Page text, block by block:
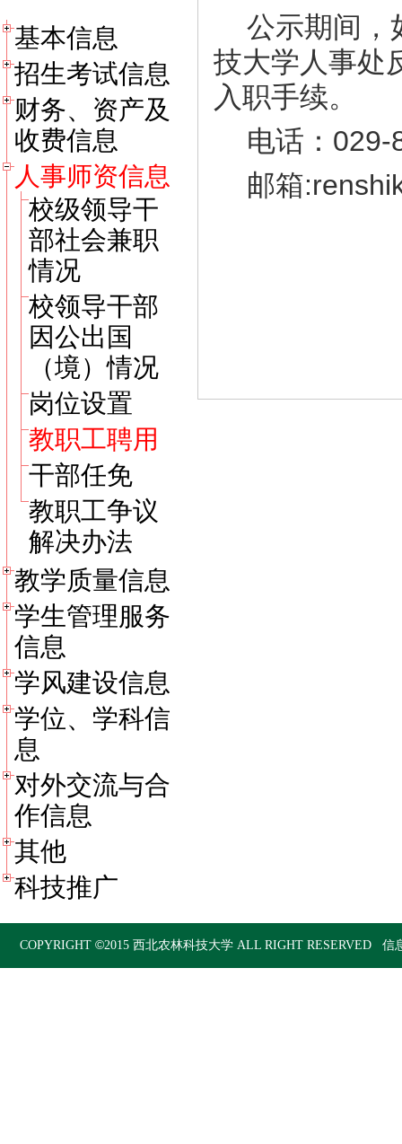
基本信息
招生考试信息
财务、资产及
收费信息
人事师资信息
校级领导干
部社会兼职
情况
校领导干部
因公出国
（境）情况
岗位设置
教职工聘用
干部任免
教职工争议
解决办法
教学质量信息
学生管理服务
信息
学风建设信息
学位、学科信
息
对外交流与合
作信息
其他
科技推广
公示期间，
技大学人事处
入职手续。
电话：029-
邮箱
COPYRIGHT©2015西北农林科技大学 ALL RIGHT RESERVED 信